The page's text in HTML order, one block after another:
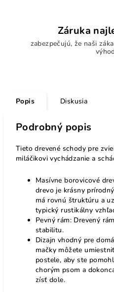
Záruka
zabezpečujú, že naši
Popis Diskusia
Podrobný popis
Tieto drevené schody pre
miláčikovi vychádzanie a
Masívne borovicové
drevo je krásny
má rovnú štruktúru a
typický rustikálny
Pevný rám: Drevený
stabilitu.
Dizajn vhodný pre
mačky môžete
postele, aby ste
chorým psom a
zísť dole.